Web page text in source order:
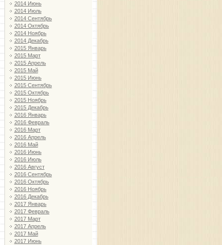
2014 Июнь
2014 Июль
2014 Сентябрь
2014 Октябрь
2014 Ноябрь
2014 Декабрь
2015 Январь
2015 Март
2015 Апрель
2015 Май
2015 Июнь
2015 Сентябрь
2015 Октябрь
2015 Ноябрь
2015 Декабрь
2016 Январь
2016 Февраль
2016 Март
2016 Апрель
2016 Май
2016 Июнь
2016 Июль
2016 Август
2016 Сентябрь
2016 Октябрь
2016 Ноябрь
2016 Декабрь
2017 Январь
2017 Февраль
2017 Март
2017 Апрель
2017 Май
2017 Июнь